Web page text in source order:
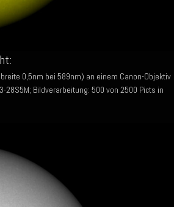
0,5nm bei 589nm) an einem Canon-Objektiv
28S5M; Bildverarbeitung: 500 von 2500 Picts in